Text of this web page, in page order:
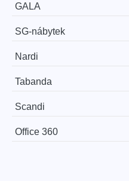
GALA
SG-nábytek
Nardi
Tabanda
Scandi
Office 360